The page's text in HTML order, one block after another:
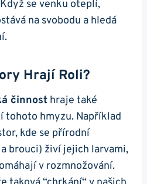
se venku oteplí,⁢
⁢na svobodu ​a hledá
‍hrají Roli?
⁣činnost hraje také
⁣tohoto hmyzu. Například
kde​ se přírodní
brouci) živí jejich larvami,
⁣v rozmnožování.